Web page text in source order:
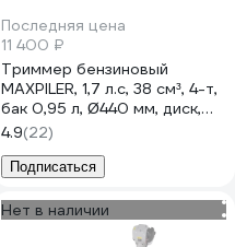
Последняя цена
11 400 ₽
Триммер бензиновый
MAXPILER, 1,7 л.с, 38 см³, 4-т,
бак 0,95 л, Ø440 мм, диск,
леска, ремень MGT-38-4T
4.9(22)
Подписаться
Нет в наличии